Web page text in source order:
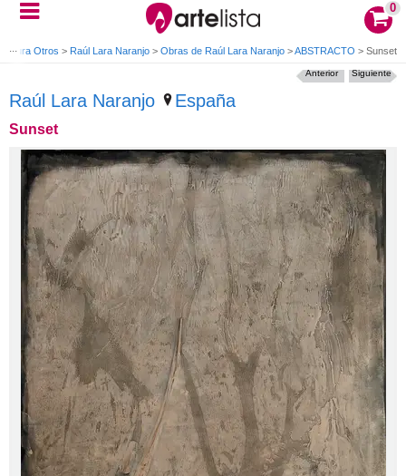
0
Pintura Otros > Raúl Lara Naranjo > Obras de Raúl Lara Naranjo >ABSTRACTO > Sunset
Raúl Lara Naranjo España
Sunset
Siguiente
Anterior